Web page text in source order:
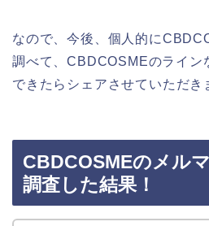
なので、今後、個人的に
調べて、CBDCOSMEのライン
できたらシェアさせていただき
CBDCOSMEのメル
調査した結果！